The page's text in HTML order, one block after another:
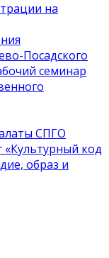
на
Посадского
семинар
СПГО
«Культурный код
образ и